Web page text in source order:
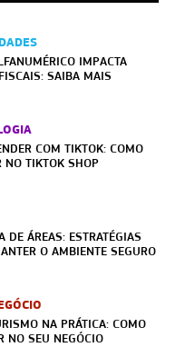
IMPACTA
SAIBA MAIS
COM TIKTOK: COMO
NO TIKTOK SHOP
DE ÁREAS: ESTRATÉGIAS
O AMBIENTE SEGURO
NA PRÁTICA: COMO
NO SEU NEGÓCIO